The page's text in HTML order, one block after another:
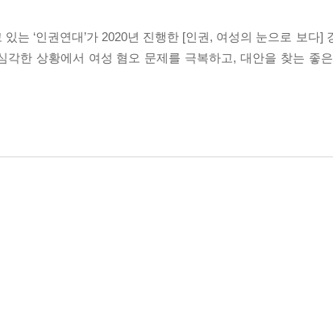
는 ‘인권연대’가 2020년 진행한 [인권, 여성의 눈으로 보다]
한 상황에서 여성 혐오 문제를 극복하고, 대안을 찾는 좋